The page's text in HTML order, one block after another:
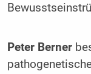
Peter Berner